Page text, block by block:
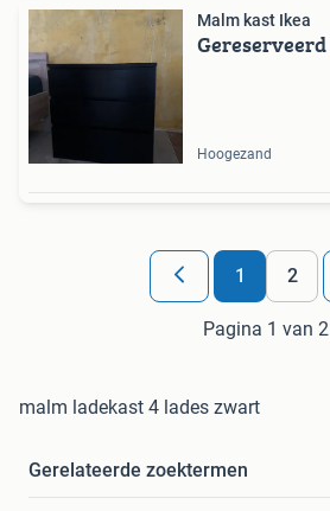
Malm kast Ikea
Gereserveerd
Hoogezand
1 2
Pagina 1 van 2
malm ladekast 4 lades zwart
Gerelateerde zoektermen